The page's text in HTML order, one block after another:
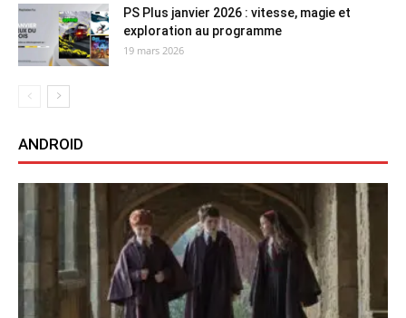
PS Plus janvier 2026 : vitesse, magie et
exploration au programme
19 mars 2026
ANDROID